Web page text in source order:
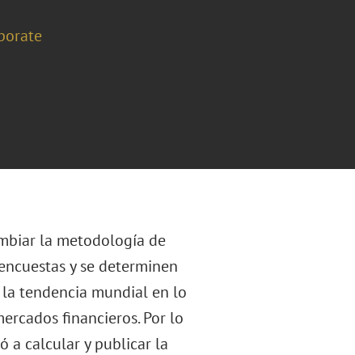
la metodología de
y se determinen
la tendencia mundial en lo
financieros. Por lo
a calcular y publicar la